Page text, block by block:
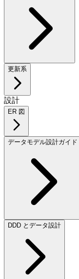
更新系
設計
ER 図
データモデル設計ガイド
DDD とデータ設計